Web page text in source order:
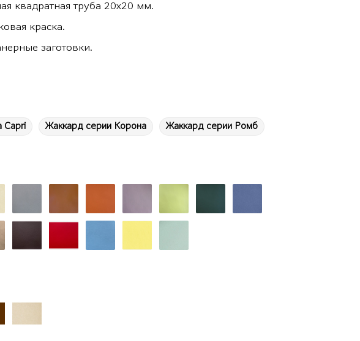
квадратная труба 20х20 мм.
краска.
заготовки.
Capri Жаккард серии Корона Жаккард серии Ромб